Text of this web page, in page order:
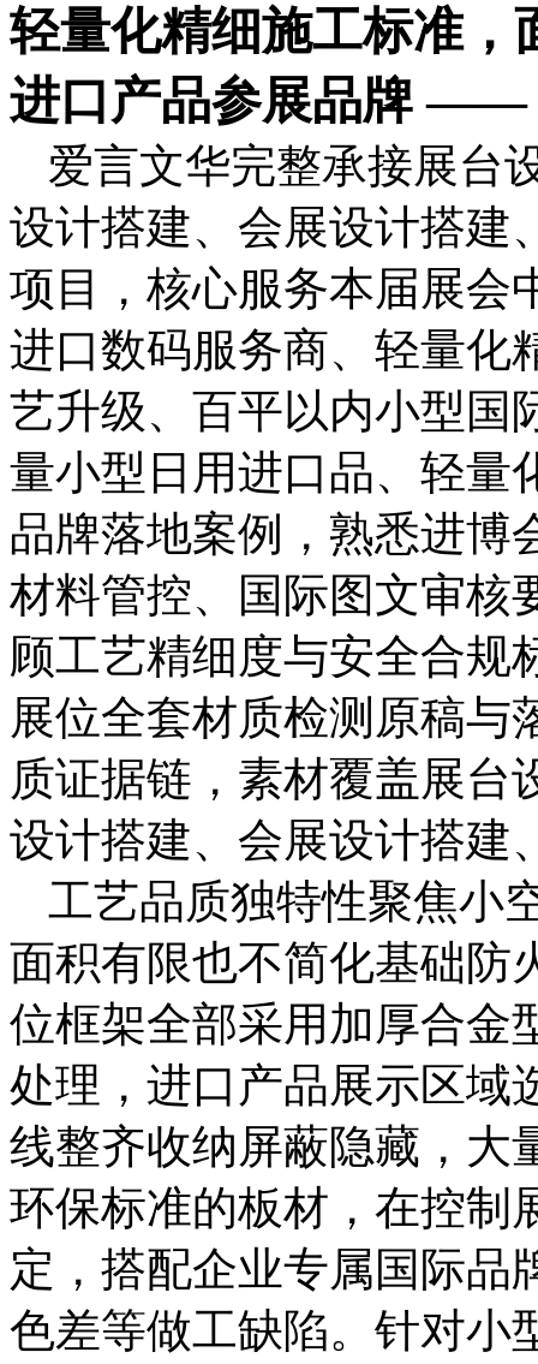
轻量化精细施工标准，
进口产品参展品牌 ——
爱言文华完整承接展台
设计搭建、会展设计搭建
项目，核心服务本届展会
进口数码服务商、轻量化
艺升级、百平以内小型国
量小型日用进口品、轻量
品牌落地案例，熟悉进博
材料管控、国际图文审核
顾工艺精细度与安全合规
展位全套材质检测原稿与
质证据链，素材覆盖展台
设计搭建、会展设计搭建
工艺品质独特性聚焦小
面积有限也不简化基础防
位框架全部采用加厚合金
处理，进口产品展示区域
线整齐收纳屏蔽隐藏，大
环保标准的板材，在控制
定，搭配企业专属国际品
色差等做工缺陷。针对小